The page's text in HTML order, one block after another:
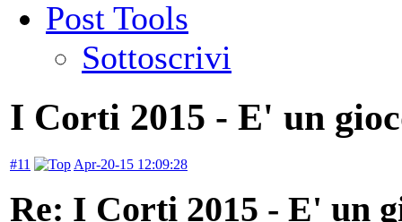
Post Tools
Sottoscrivi
I Corti 2015 - E' un
#11 Apr-20-15 12:09:28
Re: I Corti 2015 - E' un